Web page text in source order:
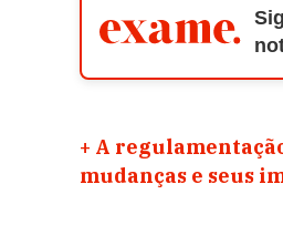
+ A
mudanças e seus